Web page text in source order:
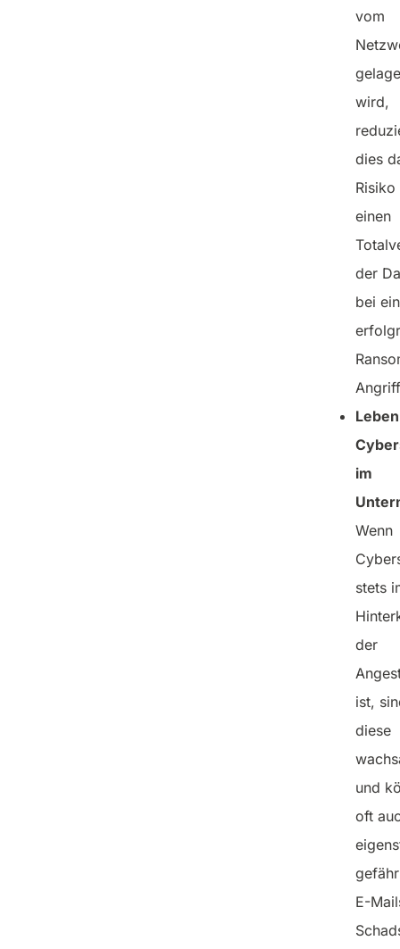
vom
wird,
dies
einen
der
bei
im
Wenn
stets
der
ist,
diese
und
oft
E-